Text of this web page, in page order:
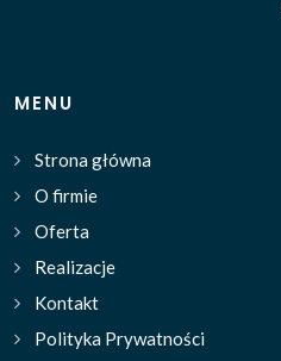
MENU
Strona główna
O firmie
Oferta
Realizacje
Kontakt
Polityka Prywatności